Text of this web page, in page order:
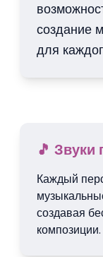
создание
для
🎵 Звуки
Каждый
создавая
композиции.